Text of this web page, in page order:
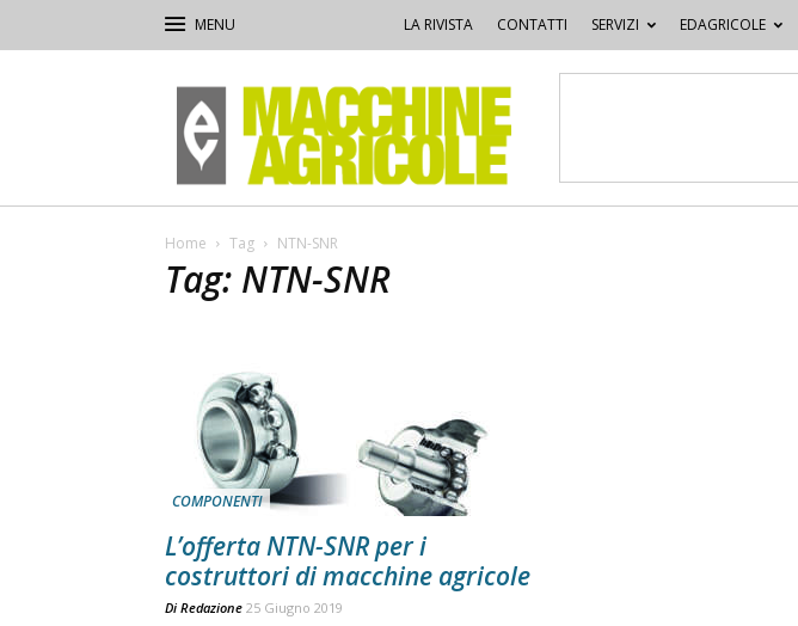
LA RIVISTA CONTATTI SERVIZI EDAGRICOLE
Macchine
Agricole
Home Tag NTN-SNR
Tag: NTN-SNR
COMPONENTI
L’offerta NTN-SNR per i
costruttori di macchine agricole
Di Redazione 25 Giugno 2019